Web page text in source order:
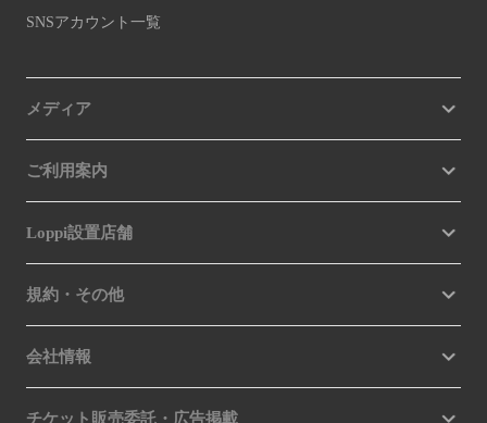
SNSアカウント一覧
メディア
ご利用案内
Loppi設置店舗
規約・その他
会社情報
チケット販売委託・広告掲載